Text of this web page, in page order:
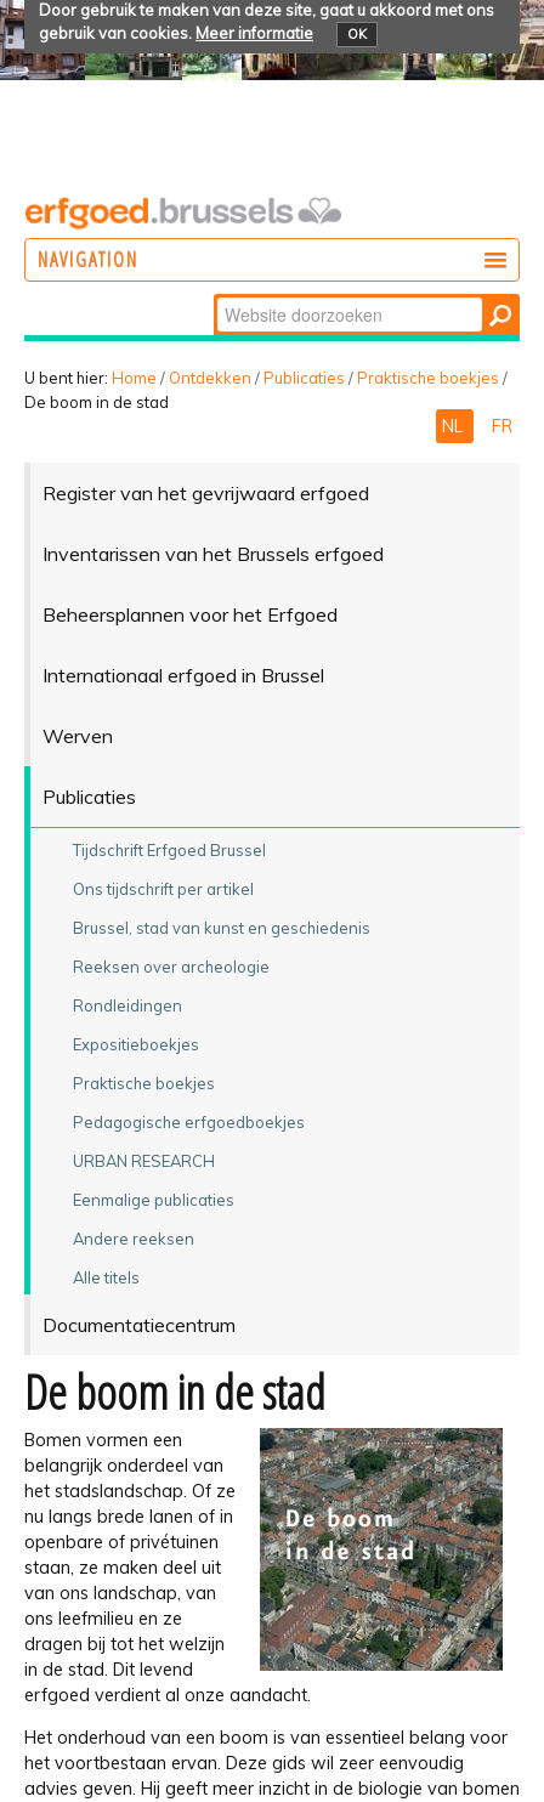
Door gebruik te maken van deze site, gaat u akkoord met ons
gebruik van cookies. Meer informatie OK
NAVIGATION
BELEVEN
Zoek
Geavanceerd
zoeken...
U bent hier: Home / Ontdekken /Publicaties /Praktische boekjes /
De boom in de stad
NL FR
Register van het gevrijwaard erfgoed
Inventarissen van het Brussels erfgoed
Beheersplannen voor het Erfgoed
Internationaal erfgoed in Brussel
Werven
Publicaties
Tijdschrift Erfgoed Brussel
Ons tijdschrift per artikel
Brussel, stad van kunst en geschiedenis
Reeksen over archeologie
Rondleidingen
Expositieboekjes
Praktische boekjes
Pedagogische erfgoedboekjes
URBAN RESEARCH
Eenmalige publicaties
Andere reeksen
Alle titels
Documentatiecentrum
De boom in de stad
Bomen vormen een
belangrijk onderdeel van
het stadslandschap. Of ze
nu langs brede lanen of in
openbare of privétuinen
staan, ze maken deel uit
van ons landschap, van
ons leefmilieu en ze
dragen bij tot het welzijn
in de stad. Dit levend
erfgoed verdient al onze aandacht.
Het onderhoud van een boom is van essentieel belang voor
het voortbestaan ervan. Deze gids wil zeer eenvoudig
advies geven. Hij geeft meer inzicht in de biologie van bomen